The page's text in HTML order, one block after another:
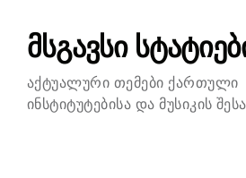
მსგავსი
აქტუალური თემები ქართული
ინსტიტუტებისა და მუსიკის